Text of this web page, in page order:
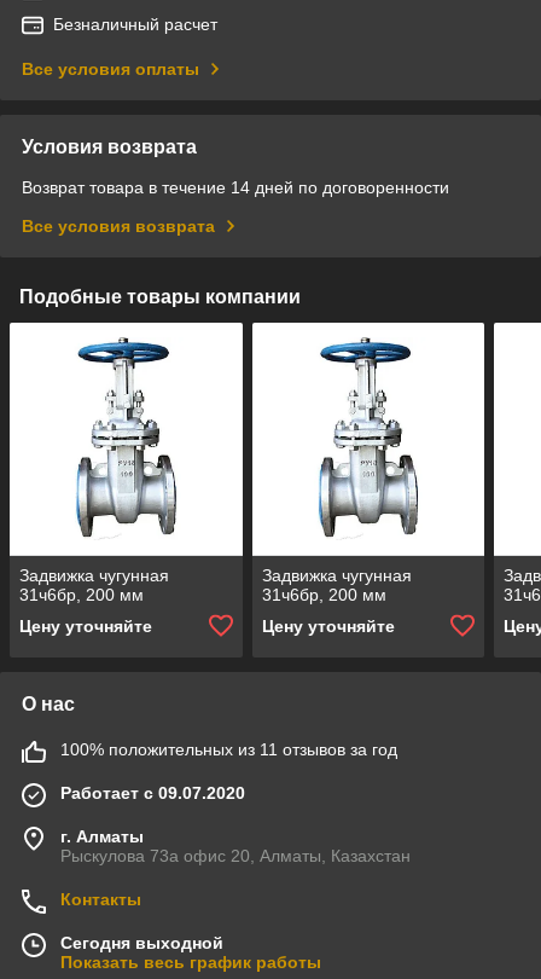
Безналичный расчет
Все условия оплаты
Условия возврата
Возврат товара в течение 14 дней по договоренности
Все условия возврата
Подобные товары компании
Задвижка чугунная
31ч6бр, 200 мм
Цену уточняйте
Задвижка чугунная
31ч6бр, 200 мм
Цену уточняйте
О нас
100% положительных из 11 отзывов за год
Работает с 09.07.2020
г. Алматы
Рыскулова 73а офис 20, Алматы, Казахстан
Контакты
Сегодня выходной
Показать весь график работы